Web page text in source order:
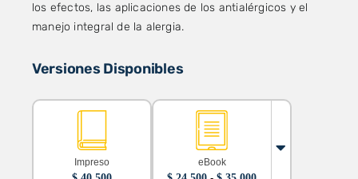
los efectos, las aplicaciones de los antialérgicos y el
manejo integral de la alergia.
Versiones Disponibles
Impreso eBook